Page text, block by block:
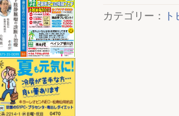
カテゴリー：